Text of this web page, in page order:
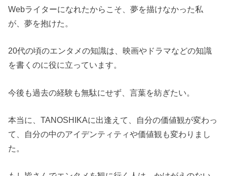
Webライターになれたからこそ、夢を描けなかった私
が、夢を抱けた。
20代の頃のエンタメの知識は、映画やドラマなどの知識
を書くのに役に立っています。
今後も過去の経験も無駄にせず、言葉を紡ぎたい。
本当に、TANOSHIKAに出逢えて、自分の価値観が変わっ
て、自分の中のアイデンティティや価値観も変わりまし
た。